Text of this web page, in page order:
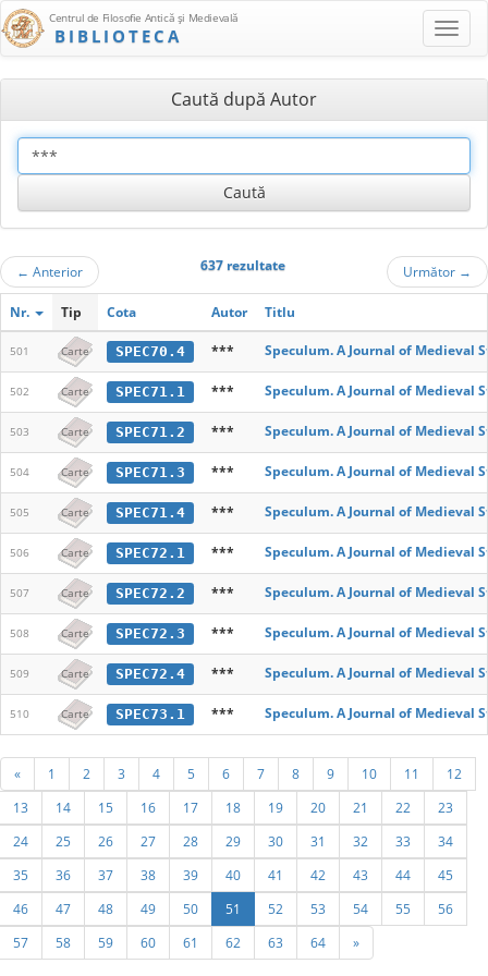
Centrul de Filosofie Antică şi Medievală
BIBLIOTECA
Caută după Autor
← Anterior 637 rezultate Următor →
Nr. Tip Cota Autor Titlu
501 Carte SPEC70.4 *** Speculum. A Journal of Medieval
502 Carte SPEC71.1 *** Speculum. A Journal of Medieval
503 Carte SPEC71.2 *** Speculum. A Journal of Medieval
504 Carte SPEC71.3 *** Speculum. A Journal of Medieval
505 Carte SPEC71.4 *** Speculum. A Journal of Medieval
506 Carte SPEC72.1 *** Speculum. A Journal of Medieval
507 Carte SPEC72.2 *** Speculum. A Journal of Medieval
508 Carte SPEC72.3 *** Speculum. A Journal of Medieval
509 Carte SPEC72.4 *** Speculum. A Journal of Medieval
510 Carte SPEC73.1 *** Speculum. A Journal of Medieval
« 1 2 3 4 5 6 7 8 9 10 11
12
13
14 15 16 17 18 19 20 21 22
23
24
25 26 27 28 29 30 31 32 33
34
35
36 37 38 39 40 41 42 43 44
45
46
47 48 49 50 51 52 53 54 55
56
57
58 59 60 61 62 63 64 »